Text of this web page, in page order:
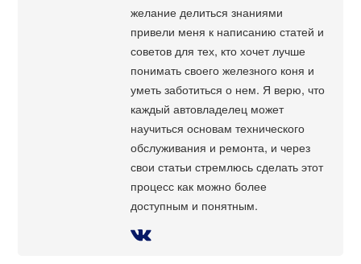
желание делиться знаниями
привели меня к написанию статей и
советов для тех, кто хочет лучше
понимать своего железного коня и
уметь заботиться о нем. Я верю, что
каждый автовладелец может
научиться основам технического
обслуживания и ремонта, и через
свои статьи стремлюсь сделать этот
процесс как можно более
доступным и понятным.